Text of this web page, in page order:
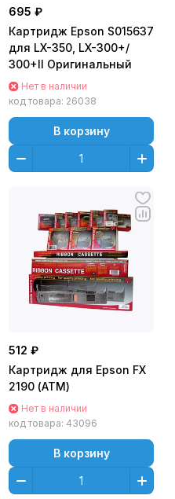
695 ₽
Картридж Epson S015637
для LX-350, LX-300+/
300+II Оригинальный
Нет в наличии
код товара: 26038
В корзину
512 ₽
Картридж для Epson FX
2190 (АТМ)
Нет в наличии
код товара: 43096
В корзину